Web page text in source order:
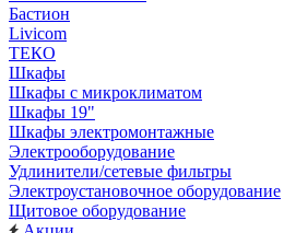
Бастион
Livicom
ТЕКО
Шкафы
Шкафы с микроклиматом
Шкафы 19"
Шкафы электромонтажные
Электрооборудование
Удлинители/сетевые фильтры
Электроустановочное оборудование
Щитовое оборудование